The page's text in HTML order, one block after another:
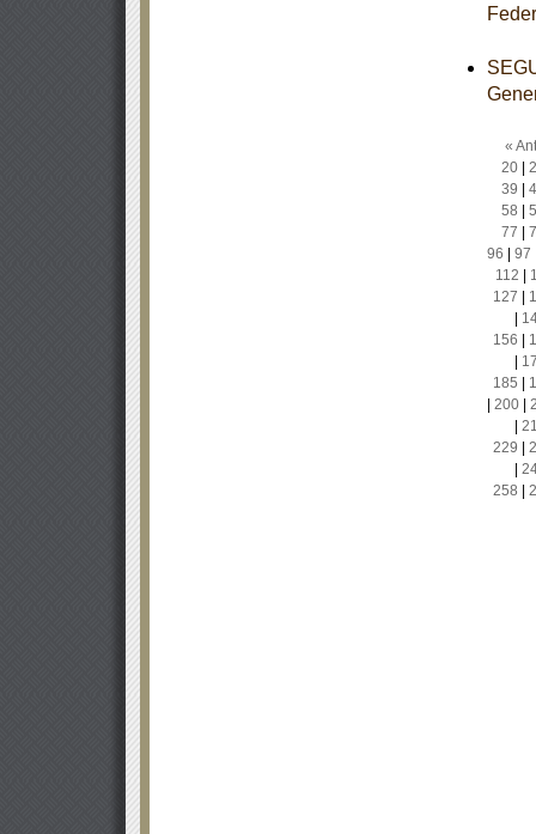
«
20|
39
58
77
96
97
112
127
156
185
200|
229
258